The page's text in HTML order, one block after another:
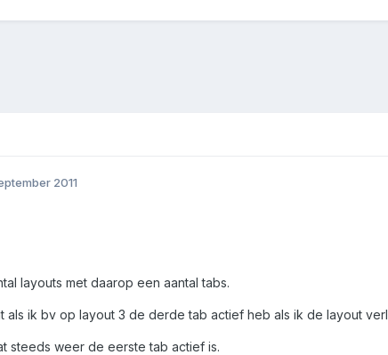
2011
layouts met daarop een aantal tabs.
als ik bv op layout 3 de derde tab actief heb als ik de layout
steeds weer de eerste tab actief is.